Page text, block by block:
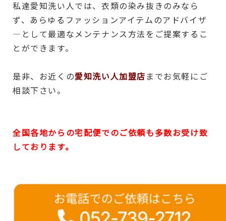
私達愛知洗い人では、衣類の染み抜きのみなら
ず、あらゆるファッションアイテムのアドバイザ
―として最適なメンテナンス方法をご提案するこ
とができます。
是非、お近くの愛知洗い人加盟店 までお気軽にご
相談下さい。
全国各地からの宅配便でのご依頼も多数お受け致
しております。